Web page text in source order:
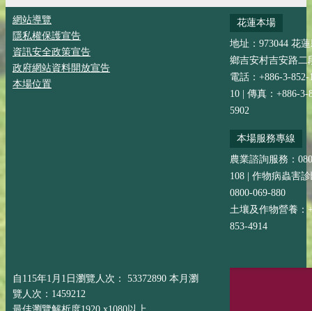
網站導覽
隱私權保護宣告
資訊安全政策宣告
政府網站資料開放宣告
本場位置
花蓮本場
地址：973044 花
鄉吉安村吉安路二
電話：+886-3-852-
10 | 傳真：+886-3-
5902
本場服務專線
農業諮詢服務：
108 | 作物病蟲害
0800-069-880
土壤及作物營養：
853-4914
自115年1月1日瀏覽人次： 53372890 本月瀏
覽人次：1459212